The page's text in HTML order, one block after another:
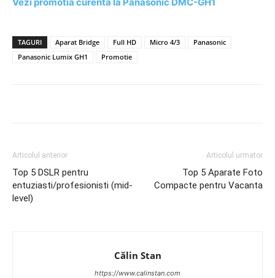
TAGURI Aparat Bridge Full HD Micro 4/3
Panasonic
Panasonic Lumix GH1
Promotie
Articolul anterior
Top 5 DSLR pentru
entuziasti/profesionisti (mid-
level)
Articolul urmator
Top 5 Aparate Foto
Compacte pentru Vacanta
Călin Stan
https://www.calinstan.com